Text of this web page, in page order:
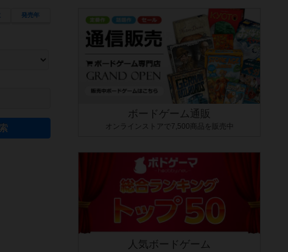
発売年
きます。マニュアルを読む時間や参加者へのルール説明時間は含まれていないため、初めて
できるよう、中世ファンタジー・クッキング・海賊同士の対決など、ゲームコンセプトを絞
主にボードゲームに慣れている方向けの絞込機能です。例えば「ダイスロール」はランダ
ボードゲーム通販
オンラインストアで7,500商品を販売中
人気ボードゲーム